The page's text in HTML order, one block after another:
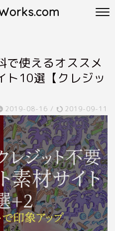
で使えるオススメ
ト10選【クレジッ
2019-08-16 / 2019-09-11